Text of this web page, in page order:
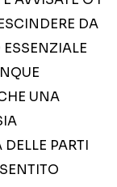
DA
UNA
PARTI